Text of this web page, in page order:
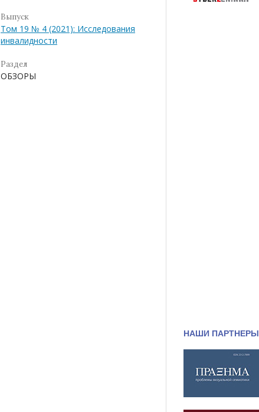
Выпуск
Том 19 № 4 (2021): Исследования
инвалидности
Раздел
ОБЗОРЫ
НАШИ ПАРТНЕРЫ